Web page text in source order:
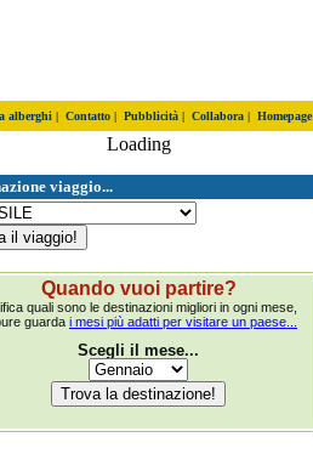
alberghi | Contatto | Pubblicità | Collabora | Homepage
Loading
viaggio...
Quando vuoi partire?
quali sono le destinazioni migliori in ogni mese,
guarda i mesi più adatti per visitare un paese...
Scegli il mese...